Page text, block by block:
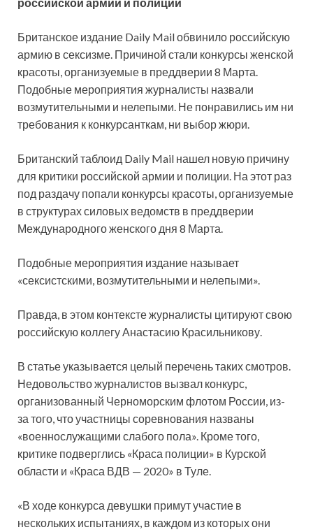
Британское издание Daily Mail обвинило российскую
армию в сексизме. Причиной стали конкурсы женской
красоты, организуемые в преддверии 8 Марта.
Подобные мероприятия журналисты назвали
возмутительными и нелепыми. Не понравились им ни
требования к конкурсанткам, ни выбор жюри.
Британский таблоид Daily Mail нашел новую причину
для критики российской армии и полиции. На этот раз
под раздачу попали конкурсы красоты, организуемые
в структурах силовых ведомств в преддверии
Международного женского дня 8 Марта.
Подобные мероприятия издание называет
«сексистскими, возмутительными и нелепыми».
Правда, в этом контексте журналисты цитируют свою
российскую коллегу Анастасию Красильникову.
В статье указывается целый перечень таких смотров.
Недовольство журналистов вызвал конкурс,
организованный Черноморским флотом России, из-
за того, что участницы соревнования названы
«военнослужащими слабого пола». Кроме того,
критике подверглись «Краса полиции» в Курской
области и «Краса ВДВ — 2020» в Туле.
«В ходе конкурса девушки примут участие в
нескольких испытаниях, в каждом из которых они